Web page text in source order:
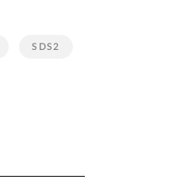
SDS2